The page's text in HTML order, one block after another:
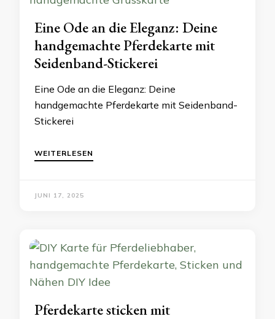
Eine Ode an die Eleganz: Deine
handgemachte Pferdekarte mit
Seidenband-Stickerei
Eine Ode an die Eleganz: Deine
handgemachte Pferdekarte mit Seidenband-
Stickerei
WEITERLESEN
JUNI 17, 2025
Pferdekarte sticken mit